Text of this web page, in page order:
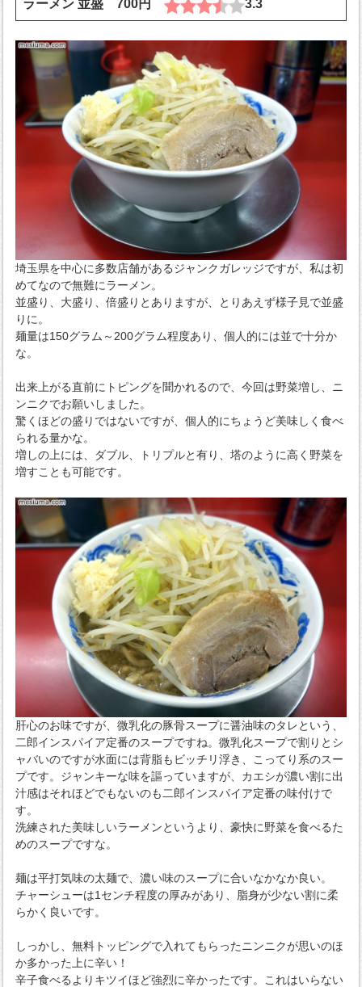
ラーメン 並盛 700円 3.3
埼玉県を中心に多数店舗があるジャンクガレッジですが、私は初
めてなので無難にラーメン。
並盛り、大盛り、倍盛りとありますが、とりあえず様子見で並盛
りに。
麺量は150グラム～200グラム程度あり、個人的には並で十分か
な。
出来上がる直前にトピングを聞かれるので、今回は野菜増し、ニ
ンニクでお願いしました。
驚くほどの盛りではないですが、個人的にちょうど美味しく食べ
られる量かな。
増しの上には、ダブル、トリプルと有り、塔のように高く野菜を
増すことも可能です。
肝心のお味ですが、微乳化の豚骨スープに醤油味のタレという、
二郎インスパイア定番のスープですね。微乳化スープで割りとシ
ャバいのですが水面には背脂もビッチリ浮き、こってり系のスー
プです。ジャンキーな味を謳っていますが、カエシが濃い割に出
汁感はそれほどでもないのも二郎インスパイア定番の味付けで
す。
洗練された美味しいラーメンというより、豪快に野菜を食べるた
めのスープですな。
麺は平打気味の太麺で、濃い味のスープに合いなかなか良い。
チャーシューは1センチ程度の厚みがあり、脂身が少ない割に柔
らかく良いです。
しっかし、無料トッピングで入れてもらったニンニクが思いのほ
か多かった上に辛い！
辛子食べるよりキツイほど強烈に辛かったです。これはいらない